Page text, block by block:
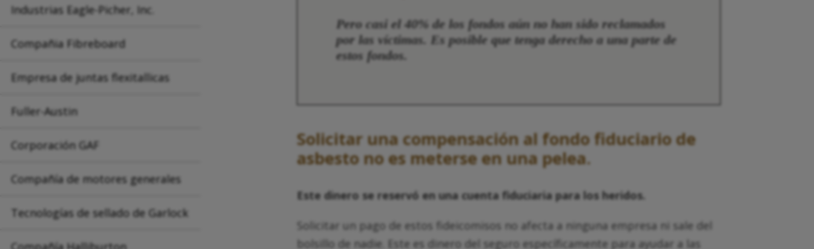
Industrias Eagle-Picher, Inc.
Compañia Fibreboard
Empresa de juntas flexitallicas
Fuller-Austin
Corporación GAF
Compañía de motores generales
Tecnologías de sellado de Garlock
Pero casi el 40% de los fondos aún no han sido reclamados
por las víctimas. Es posible que tenga derecho a una parte de
estos fondos.
Solicitar una compensación al fondo fiduciario de
asbesto no es meterse en una pelea.
Este dinero se reservó en una cuenta fiduciaria para los heridos.
Solicitar un pago de estos fideicomisos no afecta a ninguna empresa ni sale del
bolsillo de nadie. Este es dinero del seguro específicamente para ayudar a las